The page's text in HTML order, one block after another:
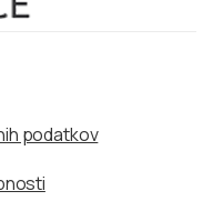
podatkov